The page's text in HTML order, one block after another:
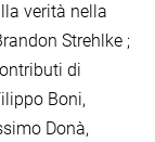
verità nella
Strehlke ;
di
Boni,
Donà,